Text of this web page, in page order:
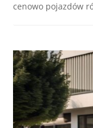
cenowo pojazdów